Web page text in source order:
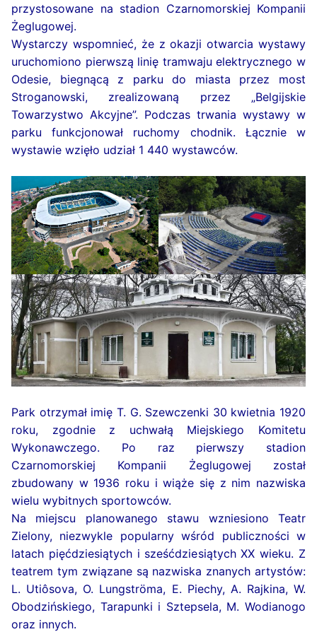
przystosowane na stadion Czarnomorskiej Kompanii
Żeglugowej.
Wystarczy wspomnieć, że z okazji otwarcia wystawy
uruchomiono pierwszą linię tramwaju elektrycznego w
Odesie, biegnącą z parku do miasta przez most
Stroganowski, zrealizowaną przez „Belgijskie
Towarzystwo Akcyjne”. Podczas trwania wystawy w
parku funkcjonował ruchomy chodnik. Łącznie w
wystawie wzięło udział 1 440 wystawców.
Park otrzymał imię T. G. Szewczenki 30 kwietnia 1920
roku, zgodnie z uchwałą Miejskiego Komitetu
Wykonawczego. Po raz pierwszy stadion
Czarnomorskiej Kompanii Żeglugowej został
zbudowany w 1936 roku i wiąże się z nim nazwiska
wielu wybitnych sportowców.
Na miejscu planowanego stawu wzniesiono Teatr
Zielony, niezwykle popularny wśród publiczności w
latach pięćdziesiątych i sześćdziesiątych XX wieku. Z
teatrem tym związane są nazwiska znanych artystów:
L. Utiôsova, O. Lungströma, E. Piechy, A. Rajkina, W.
Obodzińskiego, Tarapunki i Sztepsela, M. Wodianogo
oraz innych.